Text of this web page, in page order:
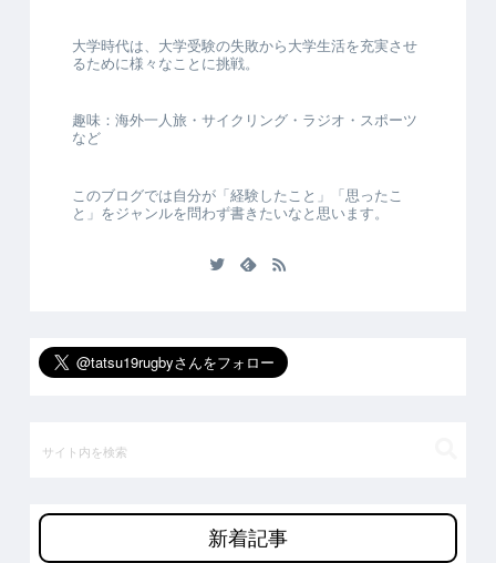
大学時代は、大学受験の失敗から大学生活を充実させ
るために様々なことに挑戦。
趣味：海外一人旅・サイクリング・ラジオ・スポーツ
など
このブログでは自分が「経験したこと」「思ったこ
と」をジャンルを問わず書きたいなと思います。
新着記事